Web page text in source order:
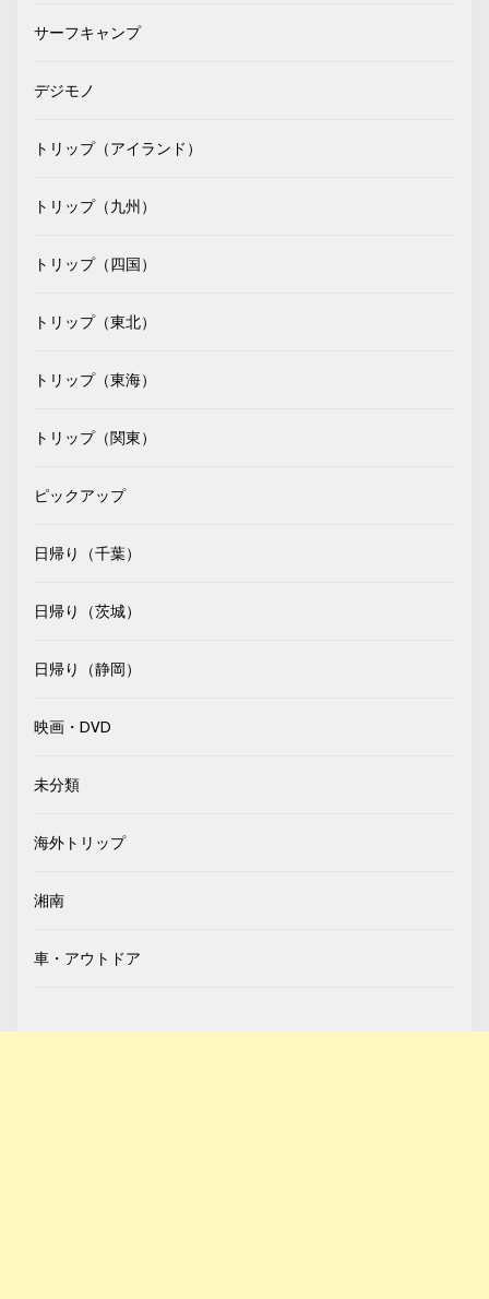
サーフキャンプ
デジモノ
トリップ（アイランド）
トリップ（九州）
トリップ（四国）
トリップ（東北）
トリップ（東海）
トリップ（関東）
ピックアップ
日帰り（千葉）
日帰り（茨城）
日帰り（静岡）
映画・DVD
未分類
海外トリップ
湘南
車・アウトドア